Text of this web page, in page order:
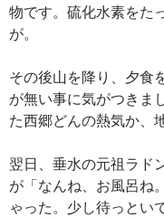
物です。硫化水素をた
が。
その後山を降り、夕食
が無い事に気がつきま
た西郷どんの熱気か、
翌日、垂水の元祖ラド
が「なんね、お風呂ね
ゃった。少し待っとい